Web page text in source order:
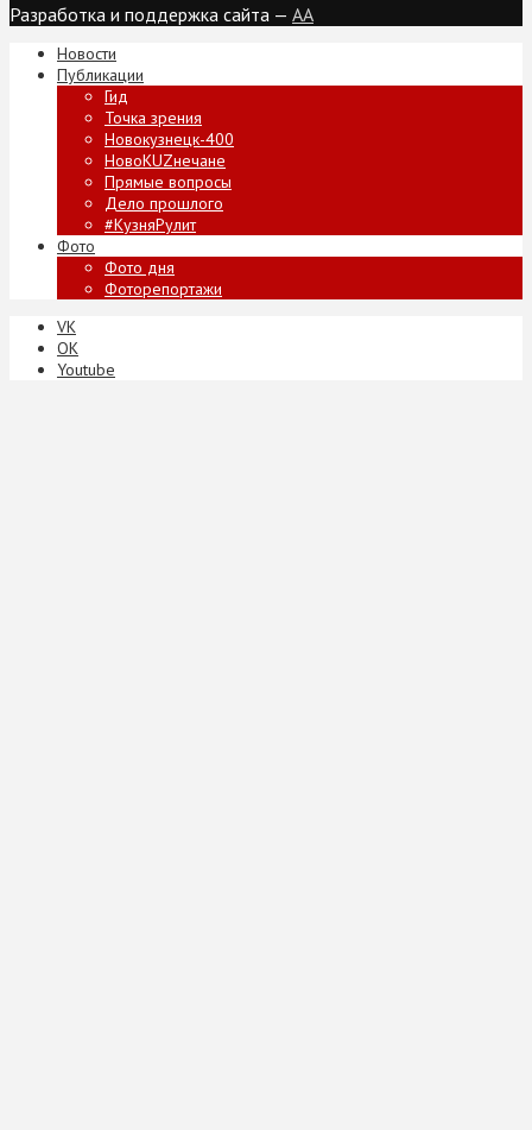
Разработка и поддержка сайта — AA
Новости
Публикации
Гид
Точка зрения
Новокузнецк-400
НовоKUZнечане
Прямые вопросы
Дело прошлого
#КузняРулит
Фото
Фото дня
Фоторепортажи
VK
ОК
Youtube